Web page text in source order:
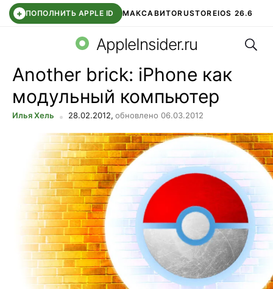
+ ПОПОЛНИТЬ APPLE ID МАКСАВИТОRUSTOREIOS 26.6
СБЕР КИДС ВТБ ОНЛАЙН ЧАТ В ROBLOX
AppleInsider.ru
Another brick: iPhone как
модульный компьютер
Илья Хель 28.02.2012, обновлено 06.03.2012